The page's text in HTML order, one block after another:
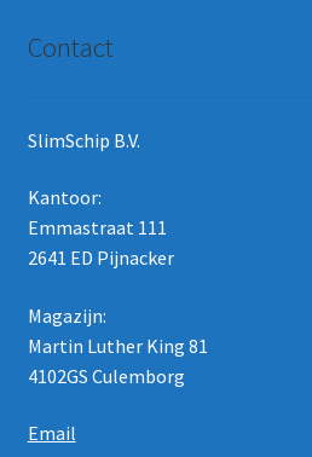
Contact
SlimSchip B.V.
Kantoor:
Emmastraat 111
2641 ED Pijnacker
Magazijn:
Martin Luther King 81
4102GS Culemborg
Email